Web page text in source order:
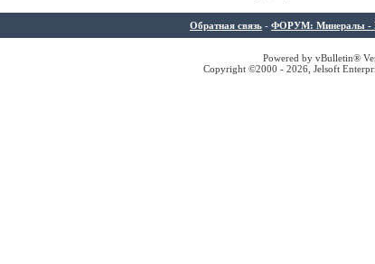
Обратная связь - ФОРУМ: Минералы -
Powered by vBulletin®
Copyright ©2000 - 2026, Jelsoft